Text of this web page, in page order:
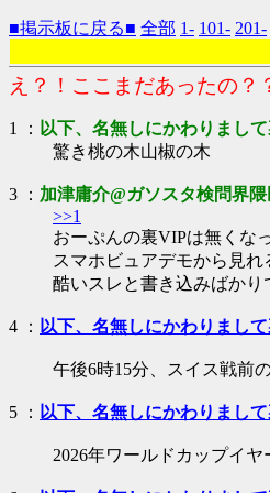
■掲示板に戻る■ 全部 1- 101- 201-
え？！ここまだあったの？
1 ： 以下、名無しにかわりまし
驚き桃の木山椒の木
3 ： 加津庸介@ガソスタ検問界隈
>>1
おーぷんの裏VIPは無くな
スマホビュアデモから見れ
酷いスレと書き込みばかり
4 ： 以下、名無しにかわりまし
午後6時15分、スイス戦前
5 ： 以下、名無しにかわりまし
2026年ワールドカップイ